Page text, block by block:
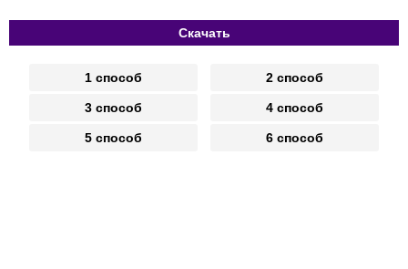
Скачать
1 способ 2 способ
3 способ 4 способ
5 способ 6 способ